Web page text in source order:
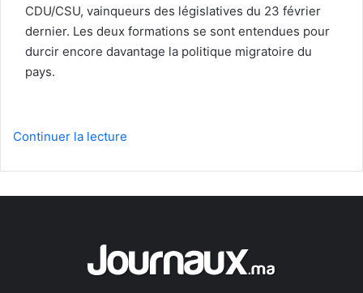
CDU/CSU, vainqueurs des législatives du 23 février
dernier. Les deux formations se sont entendues pour
durcir encore davantage la politique migratoire du
pays.
Continuer la lecture